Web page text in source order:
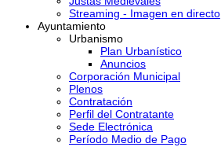
Streaming - Imagen en directo
Ayuntamiento
Urbanismo
Plan Urbanístico
Anuncios
Corporación Municipal
Plenos
Contratación
Perfil del Contratante
Sede Electrónica
Período Medio de Pago